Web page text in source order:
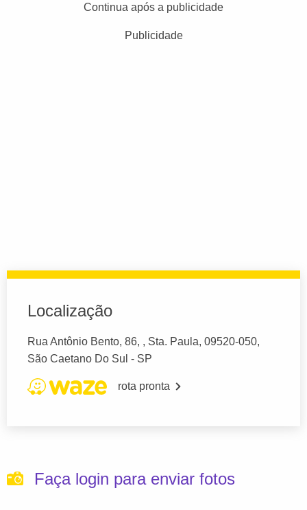
Continua após a publicidade
Publicidade
Localização
Rua Antônio Bento, 86, , Sta. Paula, 09520-050,
São Caetano Do Sul - SP
rota pronta
Faça login para enviar fotos